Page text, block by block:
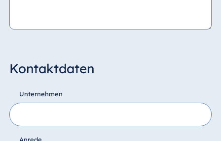
Kontaktdaten
Unternehmen